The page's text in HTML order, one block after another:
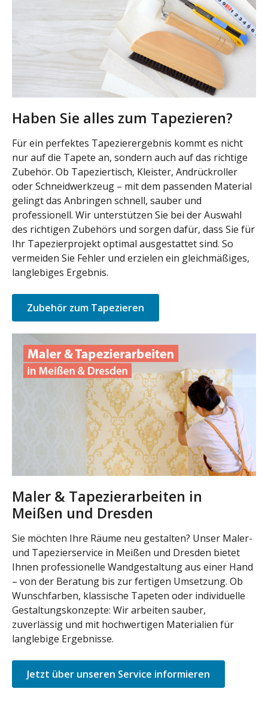
Haben Sie alles zum Tapezieren?
Für ein perfektes Tapezierergebnis kommt es nicht
nur auf die Tapete an, sondern auch auf das richtige
Zubehör. Ob Tapeziertisch, Kleister, Andrückroller
oder Schneidwerkzeug – mit dem passenden Material
gelingt das Anbringen schnell, sauber und
professionell. Wir unterstützen Sie bei der Auswahl
des richtigen Zubehörs und sorgen dafür, dass Sie für
Ihr Tapezierprojekt optimal ausgestattet sind. So
vermeiden Sie Fehler und erzielen ein gleichmäßiges,
langlebiges Ergebnis.
Zubehör zum Tapezieren
Maler & Tapezierarbeiten in
Meißen und Dresden
Sie möchten Ihre Räume neu gestalten? Unser Maler-
und Tapezierservice in Meißen und Dresden bietet
Ihnen professionelle Wandgestaltung aus einer Hand
– von der Beratung bis zur fertigen Umsetzung. Ob
Wunschfarben, klassische Tapeten oder individuelle
Gestaltungskonzepte: Wir arbeiten sauber,
zuverlässig und mit hochwertigen Materialien für
langlebige Ergebnisse.
Jetzt über unseren Service informieren